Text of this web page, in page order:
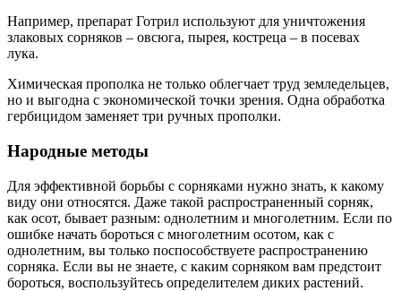
Например, препарат Готрил используют для уничтожения
злаковых сорняков – овсюга, пырея, костреца – в посевах
лука.
Химическая прополка не только облегчает труд земледельцев,
но и выгодна с экономической точки зрения. Одна обработка
гербицидом заменяет три ручных прополки.
Народные методы
Для эффективной борьбы с сорняками нужно знать, к какому
виду они относятся. Даже такой распространенный сорняк,
как осот, бывает разным: однолетним и многолетним. Если по
ошибке начать бороться с многолетним осотом, как с
однолетним, вы только поспособствуете распространению
сорняка. Если вы не знаете, с каким сорняком вам предстоит
бороться, воспользуйтесь определителем диких растений.